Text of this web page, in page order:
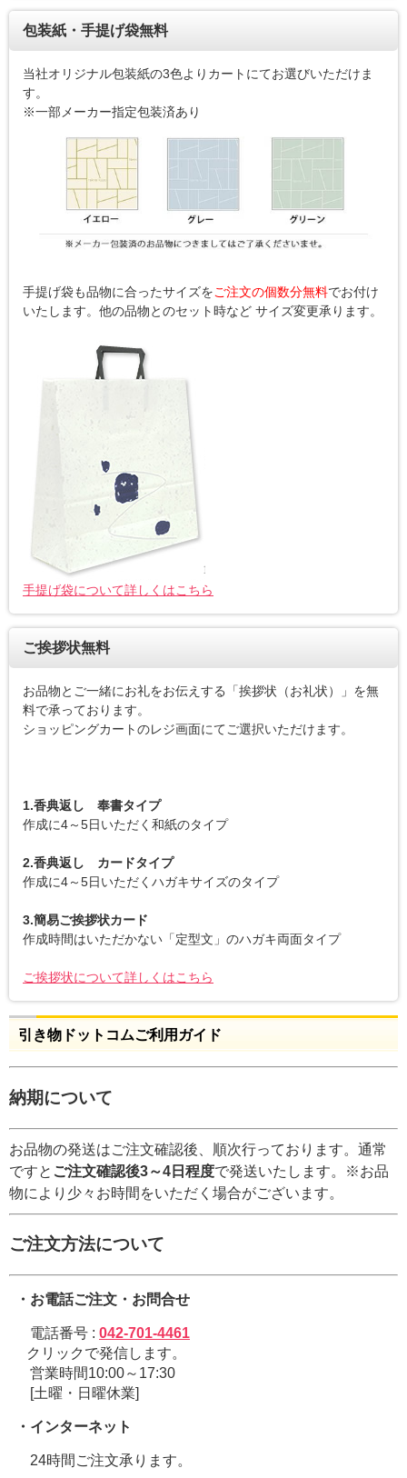
包装紙・手提げ袋無料
当社オリジナル包装紙の3色よりカートにてお選びいただけま
す。
※一部メーカー指定包装済あり
手提げ袋も品物に合ったサイズをご注文の個数分無料でお付け
いたします。他の品物とのセット時など サイズ変更承ります。
手提げ袋について詳しくはこちら
ご挨拶状無料
お品物とご一緒にお礼をお伝えする「挨拶状（お礼状）」を無
料で承っております。
ショッピングカートのレジ画面にてご選択いただけます。
1.香典返し 奉書タイプ
作成に4～5日いただく和紙のタイプ
2.香典返し カードタイプ
作成に4～5日いただくハガキサイズのタイプ
3.簡易ご挨拶状カード
作成時間はいただかない「定型文」のハガキ両面タイプ
ご挨拶状について詳しくはこちら
引き物ドットコムご利用ガイド
納期について
お品物の発送はご注文確認後、順次行っております。通常
ですと ご注文確認後3～4日程度で発送いたします。※お品
物により少々お時間をいただく場合がございます。
ご注文方法について
・お電話ご注文・お問合せ
電話番号 : 042-701-4461
クリックで発信します。
営業時間10:00～17:30
[土曜・日曜休業]
・インターネット
24時間ご注文承ります。